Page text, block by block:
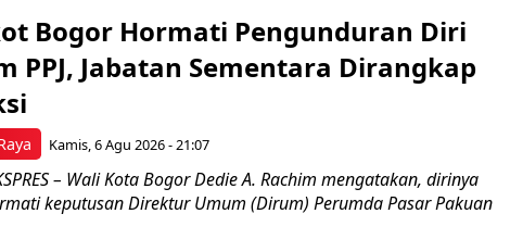
Bogor Hormati Pengunduran Diri
PPJ, Jabatan Sementara Dirangkap
Kamis, 6 Agu 2026 - 21:07
– Wali Kota Bogor Dedie A. Rachim mengatakan, dirinya
keputusan Direktur Umum (Dirum) Perumda Pasar Pakuan